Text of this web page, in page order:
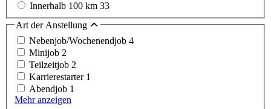
Innerhalb 100 km 33
Art der Anstellung
Nebenjob/Wochenendjob 4
Minijob 2
Teilzeitjob 2
Karrierestarter 1
Abendjob 1
Mehr anzeigen